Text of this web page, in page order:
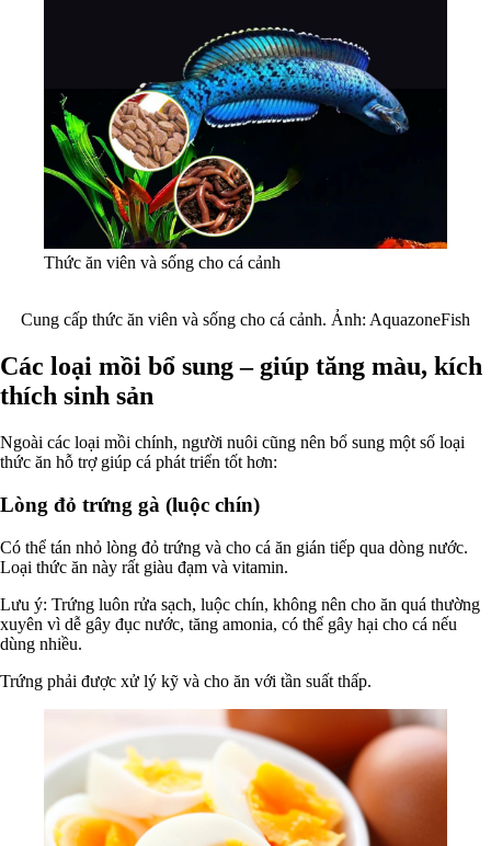
Thức ăn viên và sống cho cá cảnh
Cung cấp thức ăn viên và sống cho cá cảnh. Ảnh: AquazoneFish
Các loại mồi bổ sung – giúp tăng màu, kích
thích sinh sản
Ngoài các loại mồi chính, người nuôi cũng nên bổ sung một số loại
thức ăn hỗ trợ giúp cá phát triển tốt hơn:
Lòng đỏ trứng gà (luộc chín)
Có thể tán nhỏ lòng đỏ trứng và cho cá ăn gián tiếp qua dòng nước.
Loại thức ăn này rất giàu đạm và vitamin.
Lưu ý: Trứng luôn rửa sạch, luộc chín, không nên cho ăn quá thường
xuyên vì dễ gây đục nước, tăng amonia, có thể gây hại cho cá nếu
dùng nhiều.
Trứng phải được xử lý kỹ và cho ăn với tần suất thấp.